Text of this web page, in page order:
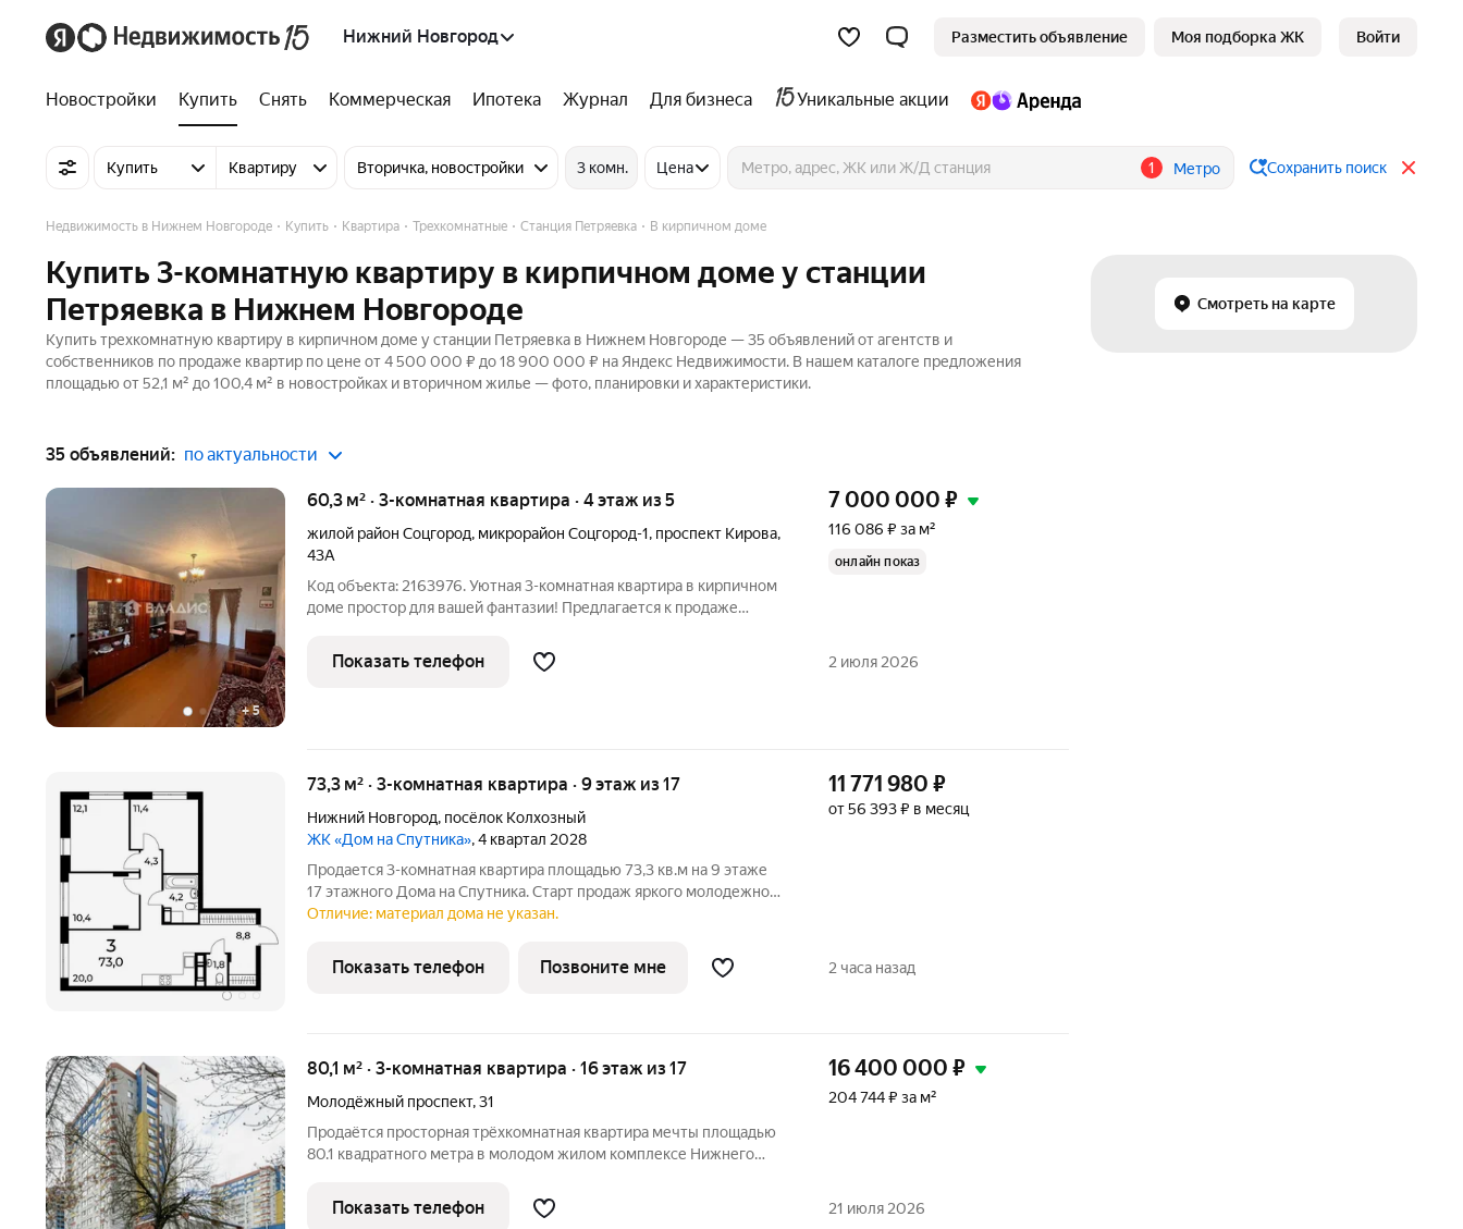
Нижний Новгород Разместить объявление Моя подборка ЖК Войти
Новостройки Купить Снять Коммерческая Ипотека Журнал Для бизнеса Уникальные акции
Купить Квартиру Вторичка, новостройки 3 комн. Цена 1 Метро Сохранить поиск
Смотреть на карте
Недвижимость в Нижнем Новгороде Купить Квартира Трехкомнатные Станция Петряевка В кирпичном доме
Купить 3-комнатную квартиру в кирпичном доме у станции
Петряевка в Нижнем Новгороде
Купить трехкомнатную квартиру в кирпичном доме у станции Петряевка в Нижнем Новгороде — 35 объявлений от агентств и
собственников по продаже квартир по цене от 4 500 000 ₽ до 18 900 000 ₽ на Яндекс Недвижимости. В нашем каталоге предложения
площадью от 52,1 м² до 100,4 м² в новостройках и вторичном жилье — фото, планировки и характеристики.
35 объявлений: по актуальности
+5
60,3 м² · 3-комнатная квартира · 4 этаж из 5
жилой район Соцгород, микрорайон Соцгород-1, проспект Кирова,
43А
Код объекта: 2163976. Уютная 3-комнатная квартира в кирпичном
доме простор для вашей фантазии! Предлагается к продаже
доме. Пусть ремонт и не новый, но это отличная возможность
создать
7 000 000 ₽
116 086 ₽ за м²
онлайн показ
Показать телефон 2 июля 2026
73,3 м² · 3-комнатная квартира · 9 этаж из 17
Нижний Новгород, посёлок Колхозный
ЖК «Дом на Спутника», 4 квартал 2028
Продается 3-комнатная квартира площадью 73,3 кв.м на 9 этаже
17 этажного Дома на Спутника. Старт продаж яркого молодежного
жилого комплекса Дом на Спутника современный проект от ГК
районе,
11 771 980 ₽
от 56 393 ₽ в месяц
Отличие: материал дома не указан.
Показать телефон Позвоните мне 2 часа назад
80,1 м² · 3-комнатная квартира · 16 этаж из 17
Молодёжный проспект,31
Продаётся просторная трёхкомнатная квартира мечты площадью
80.1 квадратного метра в молодом жилом комплексе Нижнего
Квартира расположена на шестнадцатом этаже
семнадцатиэтажного блочного
16 400 000 ₽
204 744 ₽ за м²
Показать телефон 21 июля 2026